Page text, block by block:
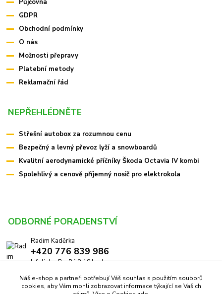
Půjčovna
GDPR
Obchodní podmínky
O nás
Možnosti přepravy
Platební metody
Reklamační řád
NEPŘEHLÉDNĚTE
Střešní autobox za rozumnou cenu
Bezpečný a levný převoz lyží a snowboardů
Kvalitní aerodynamické příčníky Škoda Octavia IV kombi
Spolehlivý a cenově příjemný nosič pro elektrokola
ODBORNÉ PORADENSTVÍ
Radim Kaděrka
+420 776 839 986
Infolinka: Po-Pá 8-18 hod.
info@pricniky.cz
Náš e-shop a partneři potřebují Váš souhlas s použitím souborů
cookies, aby Vám mohli zobrazovat informace týkající se Vašich